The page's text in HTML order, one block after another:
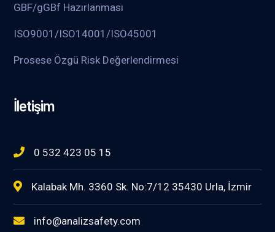
GBF/gGBf Hazırlanması
ISO9001/ISO14001/ISO45001
Prosese Özgü Risk Değerlendirmesi
İletişim
0 532 423 05 15
Kalabak Mh. 3360 Sk. No:7/12 35430 Urla, İzmir
info@analizsafety.com